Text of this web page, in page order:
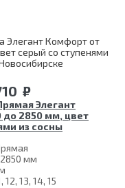
Сталь
25 лет
₽
Элегант
2850 мм, цвет
из сосны
мм
12, 13, 14, 15